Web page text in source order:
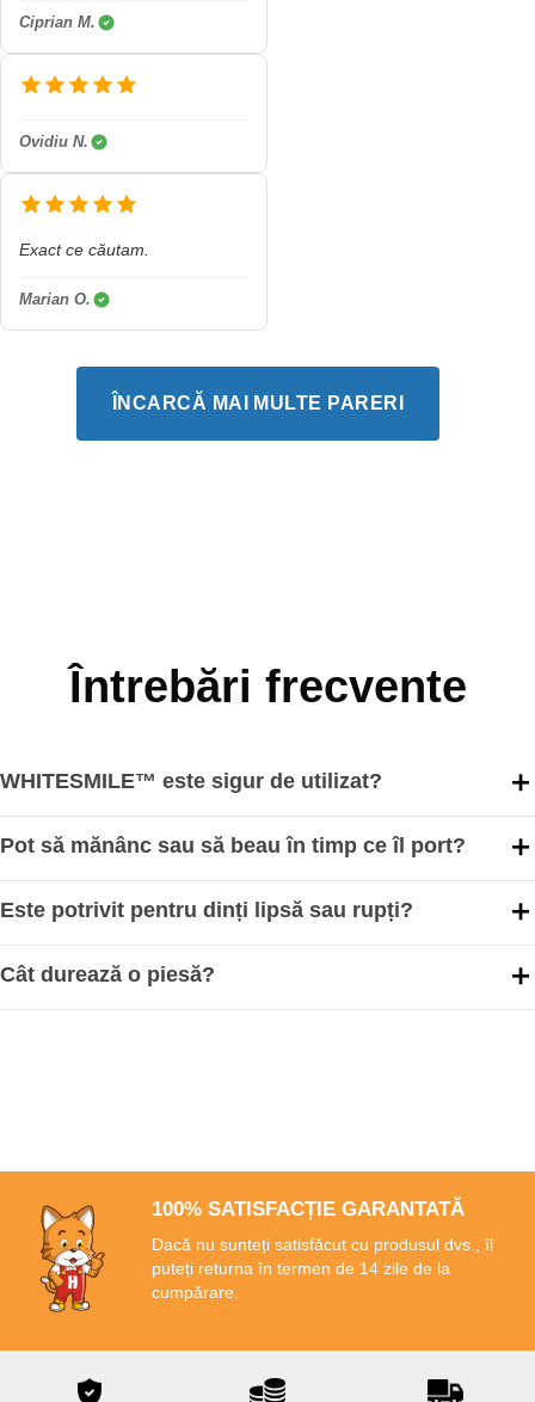
Ciprian M.
Ovidiu N.
Exact ce căutam.
Marian O.
ÎNCARCĂ MAI MULTE PARERI
Întrebări frecvente
WHITESMILE™ este sigur de utilizat?
Pot să mănânc sau să beau în timp ce îl port?
Este potrivit pentru dinți lipsă sau rupți?
Cât durează o piesă?
100% SATISFACȚIE GARANTATĂ
Dacă nu sunteți satisfăcut cu produsul dvs., îl
puteți returna în termen de 14 zile de la
cumpărare.